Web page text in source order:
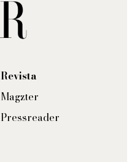
Revista
Magzter
Pressreader